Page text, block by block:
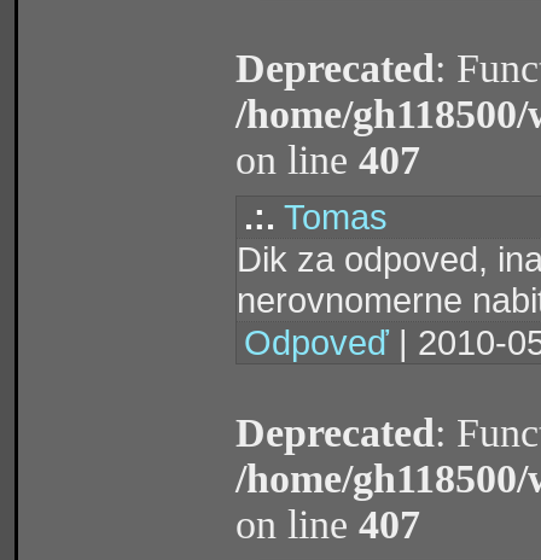
Deprecated:
/home/
on line 407
.:. Tomas
Dik za odpoved,
nerovnomerne
Odpoveď | 2010-
Deprecated:
/home/
on line 407